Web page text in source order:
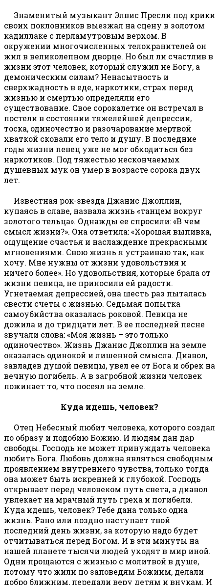
Знаменитый музыкант Элвис Пресли под крики
своих поклонников выезжал на сцену в золотом
кадиллаке с перламутровым верхом. В
окружении многочисленных телохранителей он
жил в великолепном дворце. Но был ли счастлив в
жизни этот человек, который служил не Богу, а
демоническим силам? Ненасытность и
сверхжадность в еде, наркотики, страх перед
жизнью и смертью определяли его
существование. Свое сорокалетие он встречал в
постели в состоянии тяжелейшей депрессии,
тоска, одиночество и разочарование мертвой
хваткой сковали его тело и душу. В последние
годы жизни певец уже не мог обходиться без
наркотиков. Под тяжестью нескончаемых
душевных мук он умер в возрасте сорока двух
лет.
Известная рок-звезда Джанис Джоплин,
купаясь в славе, назвала жизнь «танцем вокруг
золотого тельца». Однажды ее спросили: «В чем
смысл жизни?». Она ответила: «Хорошая выпивка,
ощущение счастья и наслаждение прекрасными
мгновениями. Свою жизнь я устраиваю так, как
хочу. Мне нужны от жизни удовольствия и
ничего более». Но удовольствия, которые брала от
жизни певица, не приносили ей радости.
Угнетаемая депрессией, она шесть раз пыталась
свести счеты с жизнью. Седьмая попытка
самоубийства оказалась роковой. Певица не
дожила и до тридцати лет. В ее последней песне
звучали слова: «Моя жизнь – это только
одиночество». Жизнь Джанис Джоплин на земле
оказалась одинокой и лишенной смысла. Диавол,
завладев душой певицы, увел ее от Бога и обрек на
вечную погибель. А в загробной жизни человек
пожинает то, что посеял на земле.
Куда идешь, человек?
Отец Небесный любит человека, которого создал
по образу и подобию Божию. И людям дан дар
свободы. Господь не может принуждать человека
любить Бога. Любовь должна являться свободным
проявлением внутреннего чувства, только тогда
она может быть искренней и глубокой. Господь
открывает перед человеком путь света, а диавол
увлекает на мрачный путь греха и погибели.
Куда идешь, человек? Тебе дана только одна
жизнь. Рано или поздно наступает твой
последний день жизни, за которую надо будет
отчитываться перед Богом. И в эти минуты на
нашей планете тысячи людей уходят в мир иной.
Одни прощаются с жизнью с молитвой в душе,
потому что жили по заповедям Божиим, делали
добро ближним, передали веру детям и внукам. И